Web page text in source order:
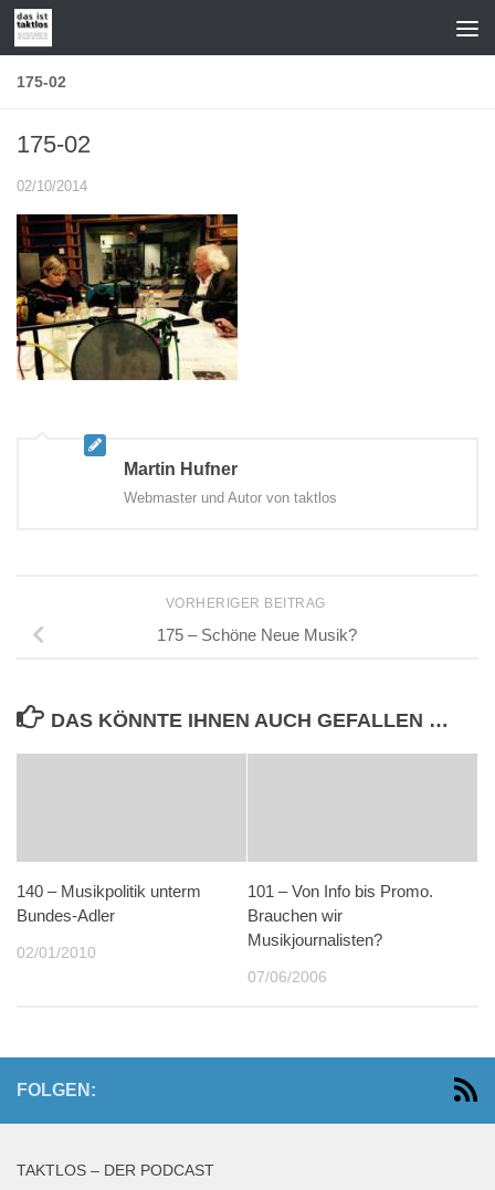
Zum Inhalt springen
175-02
175-02
02/10/2014
Martin Hufner
Webmaster und Autor von taktlos
VORHERIGER BEITRAG
175 – Schöne Neue Musik?
DAS KÖNNTE IHNEN AUCH GEFALLEN …
140 – Musikpolitik unterm
Bundes-Adler
02/01/2010
101 – Von Info bis Promo.
Brauchen wir
Musikjournalisten?
07/06/2006
FOLGEN:
TAKTLOS – DER PODCAST